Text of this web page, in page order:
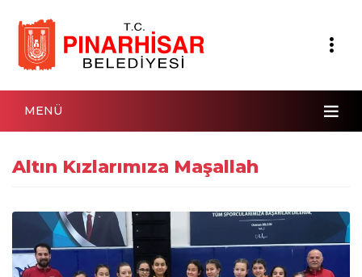
MENÜ
Altın Kızlarımıza Maşallah